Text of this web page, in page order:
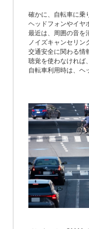
確かに、自転車に乗
ヘッドフォンやイヤ
最近は、周囲の音を
ノイズキャンセリン
交通安全に関わる情
聴覚を使わなければ
自転車利用時は、ヘ